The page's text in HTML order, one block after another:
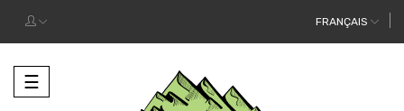
FRANÇAIS
Toggle
navigation
☰